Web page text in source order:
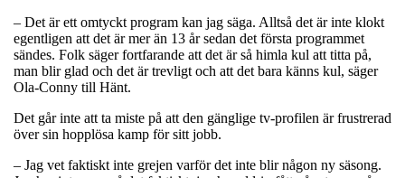
– Det är ett omtyckt program kan jag säga. Alltså det är inte klokt
egentligen att det är mer än 13 år sedan det första programmet
sändes. Folk säger fortfarande att det är så himla kul att titta på,
man blir glad och det är trevligt och att det bara känns kul, säger
Ola-Conny till Hänt.
Det går inte att ta miste på att den gänglige tv-profilen är frustrerad
över sin hopplösa kamp för sitt jobb.
– Jag vet faktiskt inte grejen varför det inte blir någon ny säsong.